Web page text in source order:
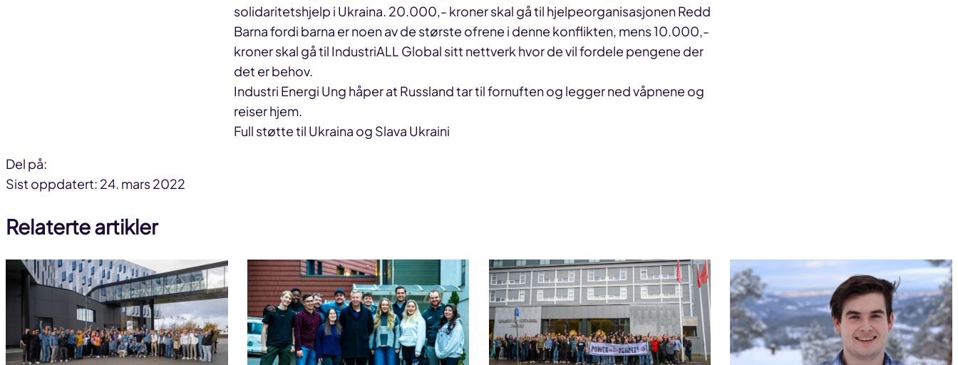
solidaritetshjelp i Ukraina. 20.000,- kroner skal gå til hjelpeorganisasjonen Redd
Barna fordi barna er noen av de største ofrene i denne konflikten, mens 10.000,-
kroner skal gå til IndustriALL Global sitt nettverk hvor de vil fordele pengene der
det er behov.
Industri Energi Ung håper at Russland tar til fornuften og legger ned våpnene og
reiser hjem.
Full støtte til Ukraina og Slava Ukraini
Del på:
Del
facebook
Del
linkedin
Del
Sist oppdatert: 24. mars 2022
Relaterte artikler